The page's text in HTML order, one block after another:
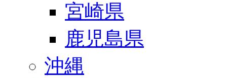
宮崎県
鹿児島県
沖縄